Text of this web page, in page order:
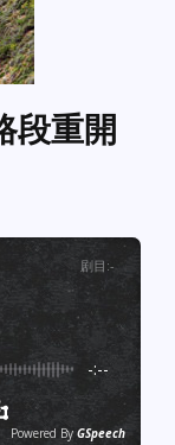
段重開
剧目 :-
-:--
Powered By GSpeech